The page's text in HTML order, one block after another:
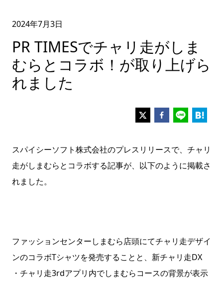
2024年7月3日
PR TIMESでチャリ走がしま
むらとコラボ！が取り上げら
れました
スパイシーソフト株式会社のプレスリリースで、チャリ
走がしまむらとコラボする記事が、以下のように掲載さ
れました。
ファッションセンターしまむら店頭にてチャリ走デザイ
ンのコラボTシャツを発売することと、新チャリ走DX
・チャリ走3rdアプリ内でしまむらコースの背景が表示